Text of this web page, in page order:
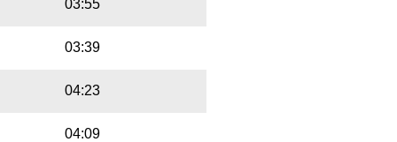
03:55
03:39
04:23
04:09